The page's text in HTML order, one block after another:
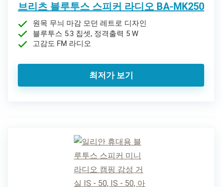
브리츠 블루투스 스피커 라디오 BA-MK250
원목 무늬 마감 모던 레트로 디자인
블루투스 5.3 칩셋, 정격출력 5 W
고감도 FM 라디오
최저가 보기